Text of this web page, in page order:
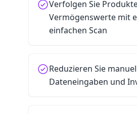
Verfolgen Sie
Vermögenswerte mit
einfachen Scan
Reduzieren Sie
Dateneingaben und